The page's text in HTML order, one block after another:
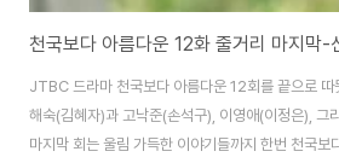
JTBC 드라마 천국보다 아름다운 12회를 끝으로 따
해숙(김혜자)과 고낙준(손석구), 이영애(이정은), 그
마지막 회는 울림 가득한 이야기들까지 한번 천국보